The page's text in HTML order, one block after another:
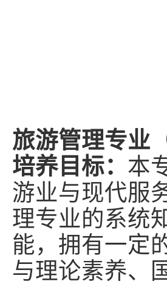
旅游管理专业
培养目标： 本
游业与现代服
理专业的系统
能，拥有一定
与理论素养、